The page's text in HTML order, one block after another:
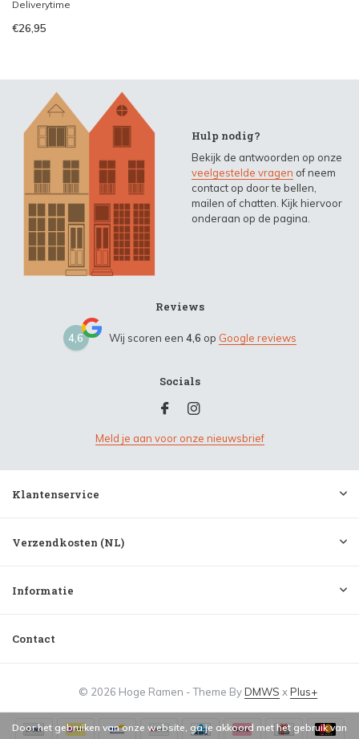
Deliverytime
€26,95
Hulp nodig?
Bekijk de antwoorden op onze
veelgestelde vragen of neem
contact op door te bellen,
mailen of chatten. Kijk hiervoor
onderaan op de pagina.
Reviews
4,6 Wij scoren een 4,6 op Google reviews
Socials
Meld je aan voor onze nieuwsbrief
Klantenservice
Verzendkosten (NL)
Informatie
Contact
© 2026 Hoge Ramen - Theme ByDMWS xPlus+
Door het gebruiken van onze website, ga je akkoord met het gebruik van